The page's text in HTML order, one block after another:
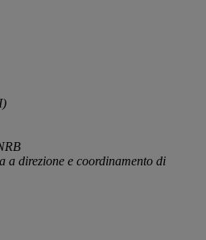
a direzione e coordinamento di